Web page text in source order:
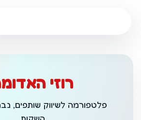
רוזי
פלטפורמה לשיווק שותפים,